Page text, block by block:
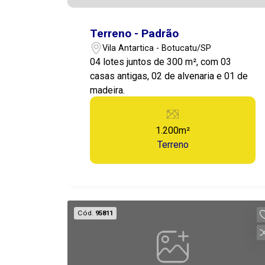
Terreno - Padrão
Vila Antartica - Botucatu/SP
04 lotes juntos de 300 m², com 03
casas antigas, 02 de alvenaria e 01 de
madeira.
1.200m²
Terreno
Cód. 95811